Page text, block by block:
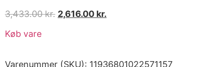
3,433.00kr. 2,616.00 kr.
Køb vare
Varenummer (SKU): 11936801022571157